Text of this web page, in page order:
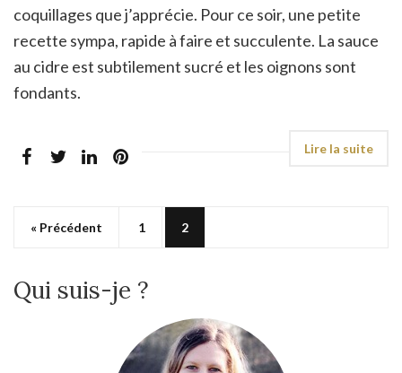
coquillages que j’apprécie. Pour ce soir, une petite
recette sympa, rapide à faire et succulente. La sauce
au cidre est subtilement sucré et les oignons sont
fondants.
« Précédent 1 2
Qui suis-je ?